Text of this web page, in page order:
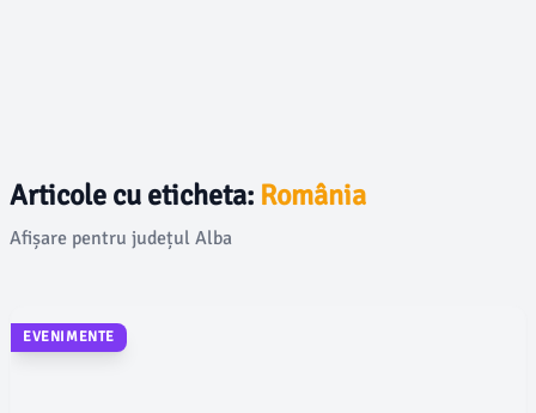
Articole cu eticheta: România
Afișare pentru județul Alba
EVENIMENTE